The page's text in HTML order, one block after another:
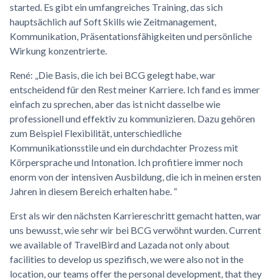
started. Es gibt ein umfangreiches Training, das sich
hauptsächlich auf Soft Skills wie Zeitmanagement,
Kommunikation, Präsentationsfähigkeiten und persönliche
Wirkung konzentrierte.
René: „Die Basis, die ich bei BCG gelegt habe, war
entscheidend für den Rest meiner Karriere. Ich fand es immer
einfach zu sprechen, aber das ist nicht dasselbe wie
professionell und effektiv zu kommunizieren. Dazu gehören
zum Beispiel Flexibilität, unterschiedliche
Kommunikationsstile und ein durchdachter Prozess mit
Körpersprache und Intonation. Ich profitiere immer noch
enorm von der intensiven Ausbildung, die ich in meinen ersten
Jahren in diesem Bereich erhalten habe. “
Erst als wir den nächsten Karriereschritt gemacht hatten, war
uns bewusst, wie sehr wir bei BCG verwöhnt wurden. Current
we available of TravelBird and Lazada not only about
facilities to develop us spezifisch, we were also not in the
location, our teams offer the personal development, that they